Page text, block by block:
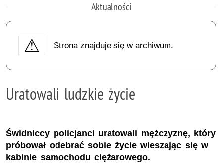
Aktualności
Strona znajduje się w archiwum.
Uratowali ludzkie życie
Świdniccy policjanci uratowali mężczyznę, który
próbował odebrać sobie życie wieszając się w
kabinie samochodu ciężarowego.